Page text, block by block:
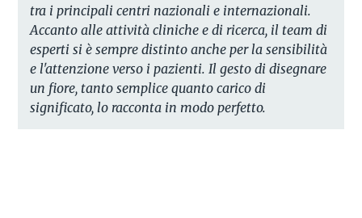
tra i principali centri nazionali e internazionali.
Accanto alle attività cliniche e di ricerca, il team di
esperti si è sempre distinto anche per la sensibilità
e l'attenzione verso i pazienti. Il gesto di disegnare
un fiore, tanto semplice quanto carico di
significato, lo racconta in modo perfetto.